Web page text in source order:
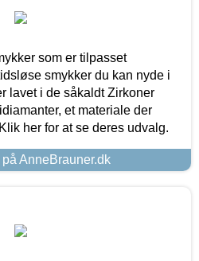
som er tilpasset
smykker du kan nyde i
lavet i de såkaldt Zirkoner
et materiale der
her for at se deres udvalg.
AnneBrauner.dk